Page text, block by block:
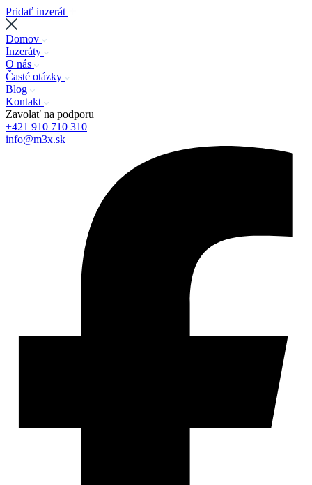
Pridať inzerát
Domov
Inzeráty
O nás
Časté otázky
Blog
Kontakt
Zavolať na podporu
+421 910 710 310
info@m3x.sk